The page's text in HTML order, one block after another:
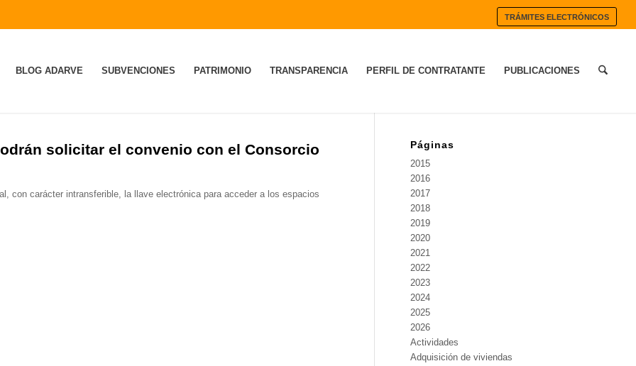
TRÁMITES ELECTRÓNICOS
BLOG ADARVE SUBVENCIONES PATRIMONIO TRANSPARENCIA PERFIL DE CONTRATANTE PUBLICACIONES
solicitar el convenio con el Consorcio
con carácter intransferible, la llave electrónica para acceder a los espacios
Páginas
2015
2016
2017
2018
2019
2020
2021
2022
2023
2024
2025
2026
Actividades
Adquisición de viviendas